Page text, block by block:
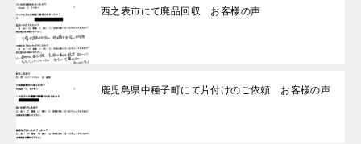
西之表市にて廃品回収 お客様の声
鹿児島県中種子町にて片付けのご依頼 お客様の声